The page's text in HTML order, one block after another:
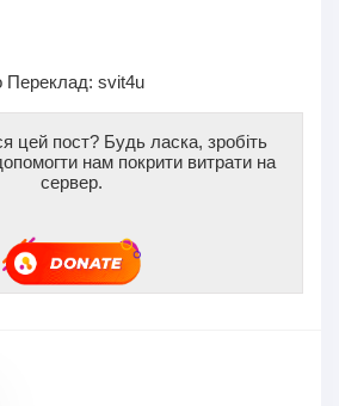
Переклад: svit4u
цей пост? Будь ласка, зробіть
нам покрити витрати на
сервер.